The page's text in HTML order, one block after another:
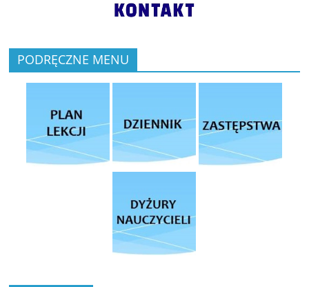
PODRĘCZNE MENU